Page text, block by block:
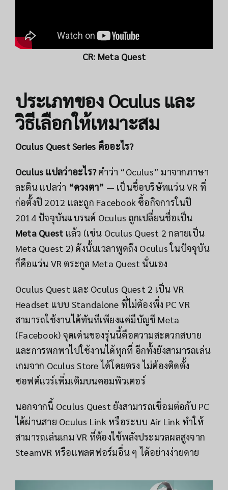
CR: Meta Quest
ประเภทของ Oculus และ
วิธีเลือกให้เหมาะสม
Oculus Quest Series คืออะไร?
Oculus แปลว่าอะไร?คำว่า “Oculus” มาจากภาษา
ละติน แปลว่า “ดวงตา” — เป็นชื่อบริษัทแว่น VR ที่
ก่อตั้งปี 2012 และถูก Facebook ซื้อกิจการในปี
2014 ปัจจุบันแบรนด์ Oculus ถูกเปลี่ยนชื่อเป็น
Meta Quest แล้ว (เช่น Oculus Quest 2 กลายเป็น
Meta Quest 2) ดังนั้นเวลาพูดถึง Oculus ในปัจจุบัน
ก็คือแว่น VR ตระกูล Meta Quest นั่นเอง
Oculus Quest และ Oculus Quest 2 เป็น VR
Headset แบบ Standalone ที่ไม่ต้องพึ่ง PC VR
สามารถใช้งานได้ทันทีเพียงแค่มีบัญชี Meta
(Facebook) จุดเด่นของรุ่นนี้คือความสะดวกสบาย
และการพกพาไปใช้งานได้ทุกที่ อีกทั้งยังสามารถเล่น
เกมจาก Oculus Store ได้โดยตรง ไม่ต้องติดตั้ง
ซอฟต์แวร์เพิ่มเติมบนคอมพิวเตอร์
นอกจากนี้ Oculus Quest ยังสามารถเชื่อมต่อกับ PC
ได้ผ่านสาย Oculus Link หรือระบบ Air Link ทำให้
สามารถเล่นเกม VR ที่ต้องใช้พลังประมวลผลสูงจาก
SteamVR หรือแพลตฟอร์มอื่น ๆ ได้อย่างง่ายดาย